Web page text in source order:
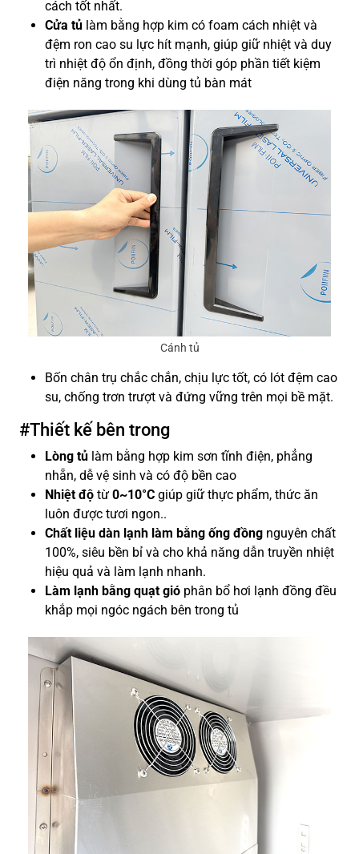
cách tốt nhất.
Cửa tủ làm bằng hợp kim có foam cách nhiệt và
đệm ron cao su lực hít mạnh, giúp giữ nhiệt và duy
trì nhiệt độ ổn định, đồng thời góp phần tiết kiệm
điện năng trong khi dùng tủ bàn mát
Cánh tủ
Bốn chân trụ chắc chắn, chịu lực tốt, có lót đệm cao
su, chống trơn trượt và đứng vững trên mọi bề mặt.
#Thiết kế bên trong
Lòng tủ làm bằng hợp kim sơn tĩnh điện, phẳng
nhẵn, dễ vệ sinh và có độ bền cao
Nhiệt độ từ 0~10°C giúp giữ thực phẩm, thức ăn
luôn được tươi ngon..
Chất liệu dàn lạnh làm bằng ống đồng nguyên chất
100%, siêu bền bỉ và cho khả năng dẫn truyền nhiệt
hiệu quả và làm lạnh nhanh.
Làm lạnh bằng quạt gió phân bổ hơi lạnh đồng đều
khắp mọi ngóc ngách bên trong tủ